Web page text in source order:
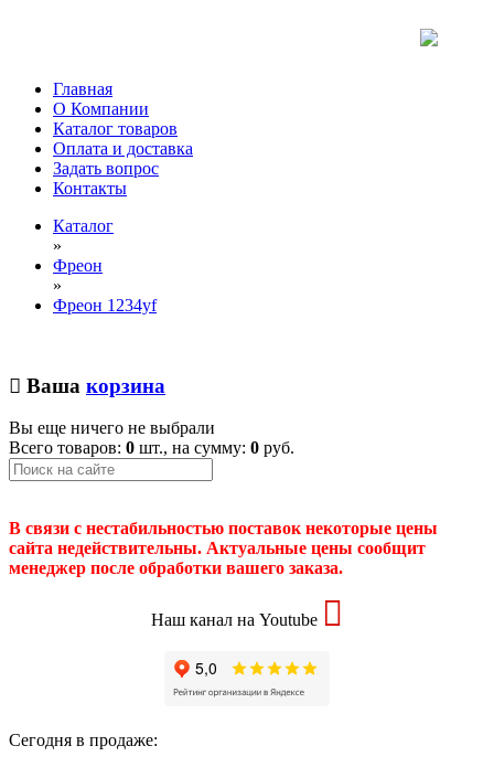
Главная
О Компании
Каталог товаров
Оплата и доставка
Задать вопрос
Контакты
Каталог
»
Фреон
»
Фреон 1234yf
Ваша корзина
Вы еще ничего не выбрали
Всего товаров: 0 шт., на сумму: 0 руб.
В связи с нестабильностью поставок некоторые цены
сайта недействительны. Актуальные цены сообщит
менеджер после обработки вашего заказа.
Наш канал на Youtube
Сегодня в продаже: